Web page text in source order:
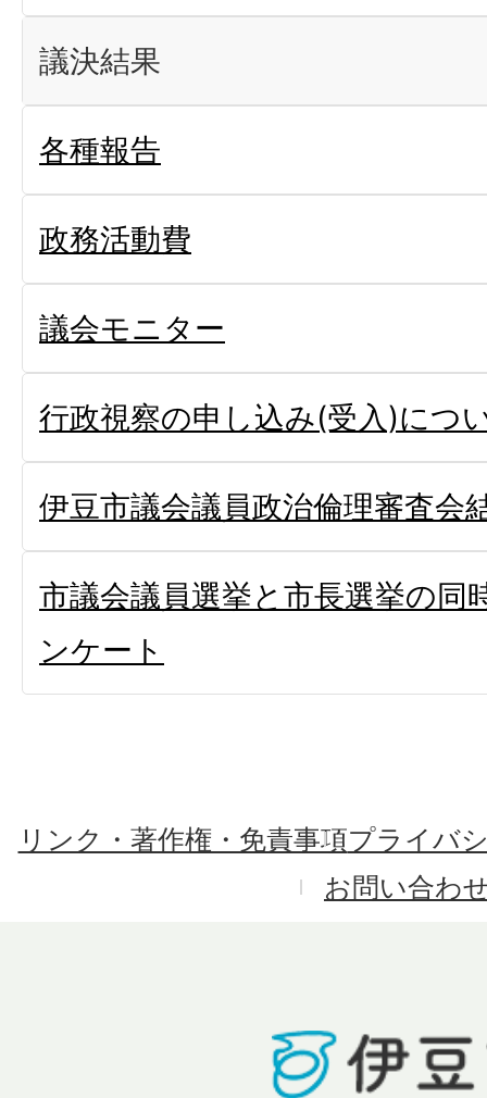
議決結果
各種報告
政務活動費
議会モニター
行政視察の申し込み(受入)につ
伊豆市議会議員政治倫理審査会
市議会議員選挙と市長選挙の同
ンケート
リンク・著作権・免責事項プライバ
お問い合わ